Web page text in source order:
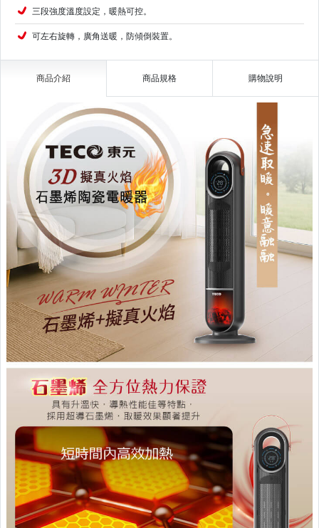
三段強度溫度設定，暖熱可控。
可左右旋轉，廣角送暖，防傾倒裝置。
商品介紹 商品規格 購物說明